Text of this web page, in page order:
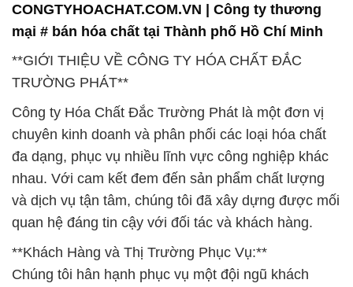
CONGTYHOACHAT.COM.VN | Công ty thương
mại # bán hóa chất tại Thành phố Hồ Chí Minh
**GIỚI THIỆU VỀ CÔNG TY HÓA CHẤT ĐẮC
TRƯỜNG PHÁT**
Công ty Hóa Chất Đắc Trường Phát là một đơn vị
chuyên kinh doanh và phân phối các loại hóa chất
đa dạng, phục vụ nhiều lĩnh vực công nghiệp khác
nhau. Với cam kết đem đến sản phẩm chất lượng
và dịch vụ tận tâm, chúng tôi đã xây dựng được mối
quan hệ đáng tin cậy với đối tác và khách hàng.
**Khách Hàng và Thị Trường Phục Vụ:**
Chúng tôi hân hạnh phục vụ một đội ngũ khách